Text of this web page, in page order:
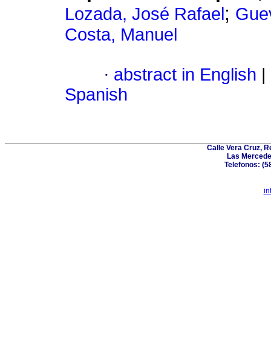
Lozada, José Rafael ;
Costa, Manuel
· abstract in English
Spanish
Calle Vera Cruz,
Las
Telefonos: